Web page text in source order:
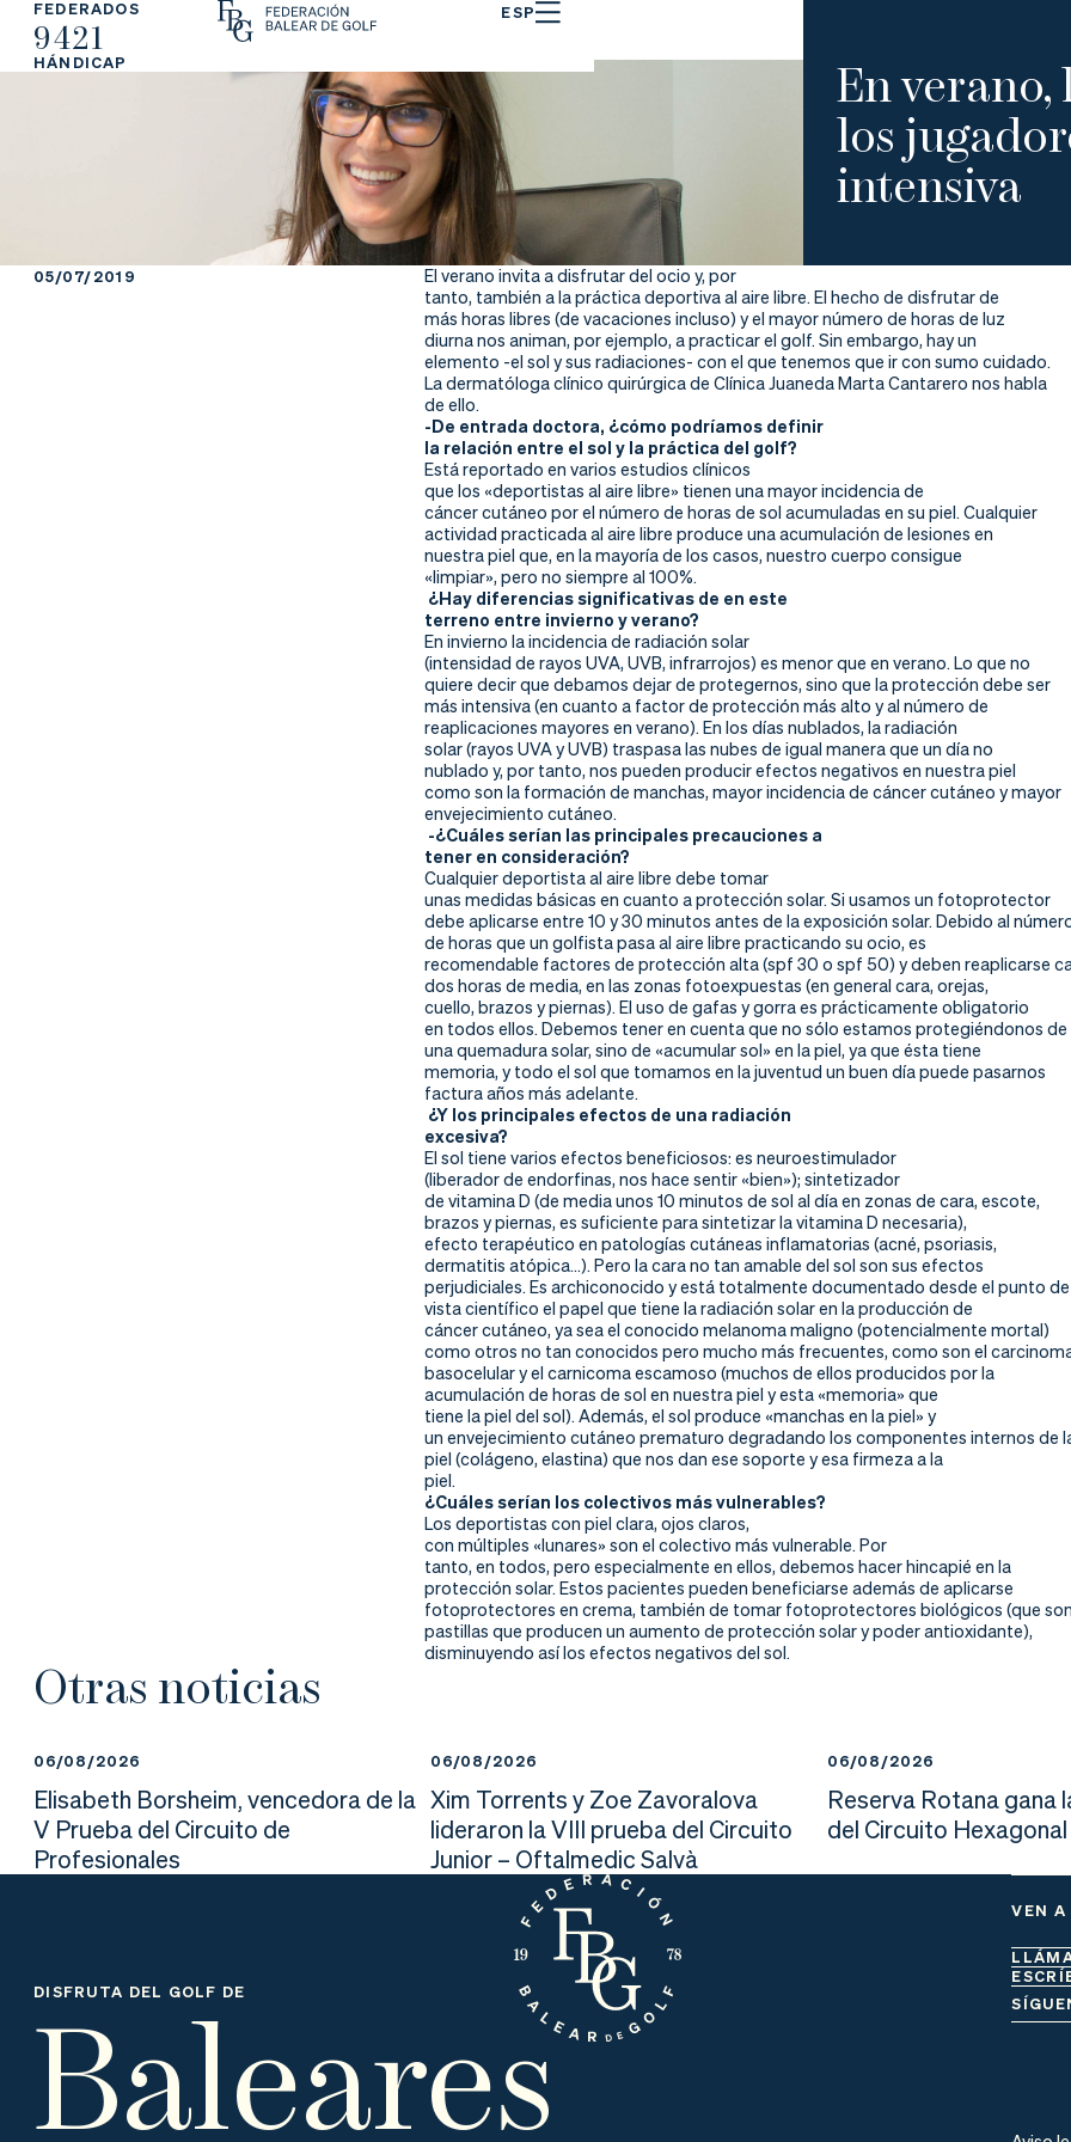
FEDERADOS
9421
HÁNDICAP
ESP
La
ci
Fe
e
Ju
En
los
intensiva
05/07/2019
El verano invita a disfrutar del ocio y, por
tanto, también a la práctica deportiva al aire libre. El hecho de disfrutar de
más horas libres (de vacaciones incluso) y el mayor número de horas de luz
diurna nos animan, por ejemplo, a practicar el golf. Sin embargo, hay un
elemento -el sol y sus radiaciones- con el que tenemos que ir con sumo cuidado.
La dermatóloga clínico quirúrgica de Clínica Juaneda Marta Cantarero nos habla
de ello.
-De entrada doctora, ¿cómo podríamos definir
la relación entre el sol y la práctica del golf?
Está reportado en varios estudios clínicos
que los «deportistas al aire libre» tienen una mayor incidencia de
cáncer cutáneo por el número de horas de sol acumuladas en su piel. Cualquier
actividad practicada al aire libre produce una acumulación de lesiones en
nuestra piel que, en la mayoría de los casos, nuestro cuerpo consigue
«limpiar», pero no siempre al 100%.
¿Hay diferencias significativas de en este
terreno entre invierno y verano?
En invierno la incidencia de radiación solar
(intensidad de rayos UVA, UVB, infrarrojos) es menor que en verano. Lo que no
quiere decir que debamos dejar de protegernos, sino que la protección debe ser
más intensiva (en cuanto a factor de protección más alto y al número de
reaplicaciones mayores en verano). En los días nublados, la radiación
solar (rayos UVA y UVB) traspasa las nubes de igual manera que un día no
nublado y, por tanto, nos pueden producir efectos negativos en nuestra piel
como son la formación de manchas, mayor incidencia de cáncer cutáneo y mayor
envejecimiento cutáneo.
-¿Cuáles serían las principales precauciones a
tener en consideración?
Cualquier deportista al aire libre debe tomar
unas medidas básicas en cuanto a protección solar. Si usamos un fotoprotector
debe aplicarse entre 10 y 30 minutos antes de la exposición solar. Debido al
de horas que un golfista pasa al aire libre practicando su ocio, es
recomendable factores de protección alta (spf 30 o spf 50) y deben reaplicarse
dos horas de media, en las zonas fotoexpuestas (en general cara, orejas,
cuello, brazos y piernas). El uso de gafas y gorra es prácticamente obligatorio
en todos ellos. Debemos tener en cuenta que no sólo estamos protegiéndonos de
una quemadura solar, sino de «acumular sol» en la piel, ya que ésta tiene
memoria, y todo el sol que tomamos en la juventud un buen día puede pasarnos
factura años más adelante.
¿Y los principales efectos de una radiación
excesiva?
El sol tiene varios efectos beneficiosos: es neuroestimulador
(liberador de endorfinas, nos hace sentir «bien»); sintetizador
de vitamina D (de media unos 10 minutos de sol al día en zonas de cara, escote,
brazos y piernas, es suficiente para sintetizar la vitamina D necesaria),
efecto terapéutico en patologías cutáneas inflamatorias (acné, psoriasis,
dermatitis atópica…). Pero la cara no tan amable del sol son sus efectos
perjudiciales. Es archiconocido y está totalmente documentado desde el punto de
vista científico el papel que tiene la radiación solar en la producción de
cáncer cutáneo, ya sea el conocido melanoma maligno (potencialmente mortal)
como otros no tan conocidos pero mucho más frecuentes, como son el
basocelular y el carnicoma escamoso (muchos de ellos producidos por la
acumulación de horas de sol en nuestra piel y esta «memoria» que
tiene la piel del sol). Además, el sol produce «manchas en la piel» y
un envejecimiento cutáneo prematuro degradando los componentes internos de
piel (colágeno, elastina) que nos dan ese soporte y esa firmeza a la
piel.
¿Cuáles serían los colectivos más vulnerables?
Los deportistas con piel clara, ojos claros,
con múltiples «lunares» son el colectivo más vulnerable. Por
tanto, en todos, pero especialmente en ellos, debemos hacer hincapié en la
protección solar. Estos pacientes pueden beneficiarse además de aplicarse
fotoprotectores en crema, también de tomar fotoprotectores biológicos (que
pastillas que producen un aumento de protección solar y poder antioxidante),
disminuyendo así los efectos negativos del sol.
Otras noticias
06/08/2026
Elisabeth Borsheim, vencedora de la
V Prueba del Circuito de
Profesionales
06/08/2026
Xim Torrents y Zoe Zavoralova
lideraron la VIII prueba del Circuito
Junior – Oftalmedic Salvà
06/08/2026
Reserva Rotana gana
del Circuito
DISFRUTA DEL GOLF DE
Baleares
VEN A